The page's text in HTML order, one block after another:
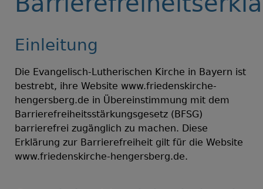
Einleitung
Die Evangelisch-Lutherischen Kirche in Bayern ist
bestrebt, ihre Website www.friedenskirche-
hengersberg.de in Übereinstimmung mit dem
Barrierefreiheitsstärkungsgesetz (BFSG)
barrierefrei zugänglich zu machen. Diese
Erklärung zur Barrierefreiheit gilt für die Website
www.friedenskirche-hengersberg.de.